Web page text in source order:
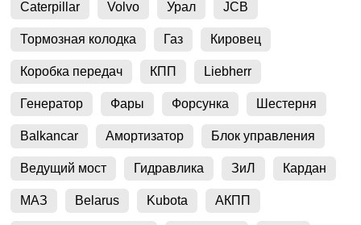
Caterpillar Volvo Урал JCB
Тормозная колодка Газ Кировец
Коробка передач КПП Liebherr
Генератор Фары Форсунка Шестерня
Balkancar Амортизатор Блок управления
Ведущий мост Гидравлика ЗиЛ Кардан
МАЗ Belarus Kubota АКПП